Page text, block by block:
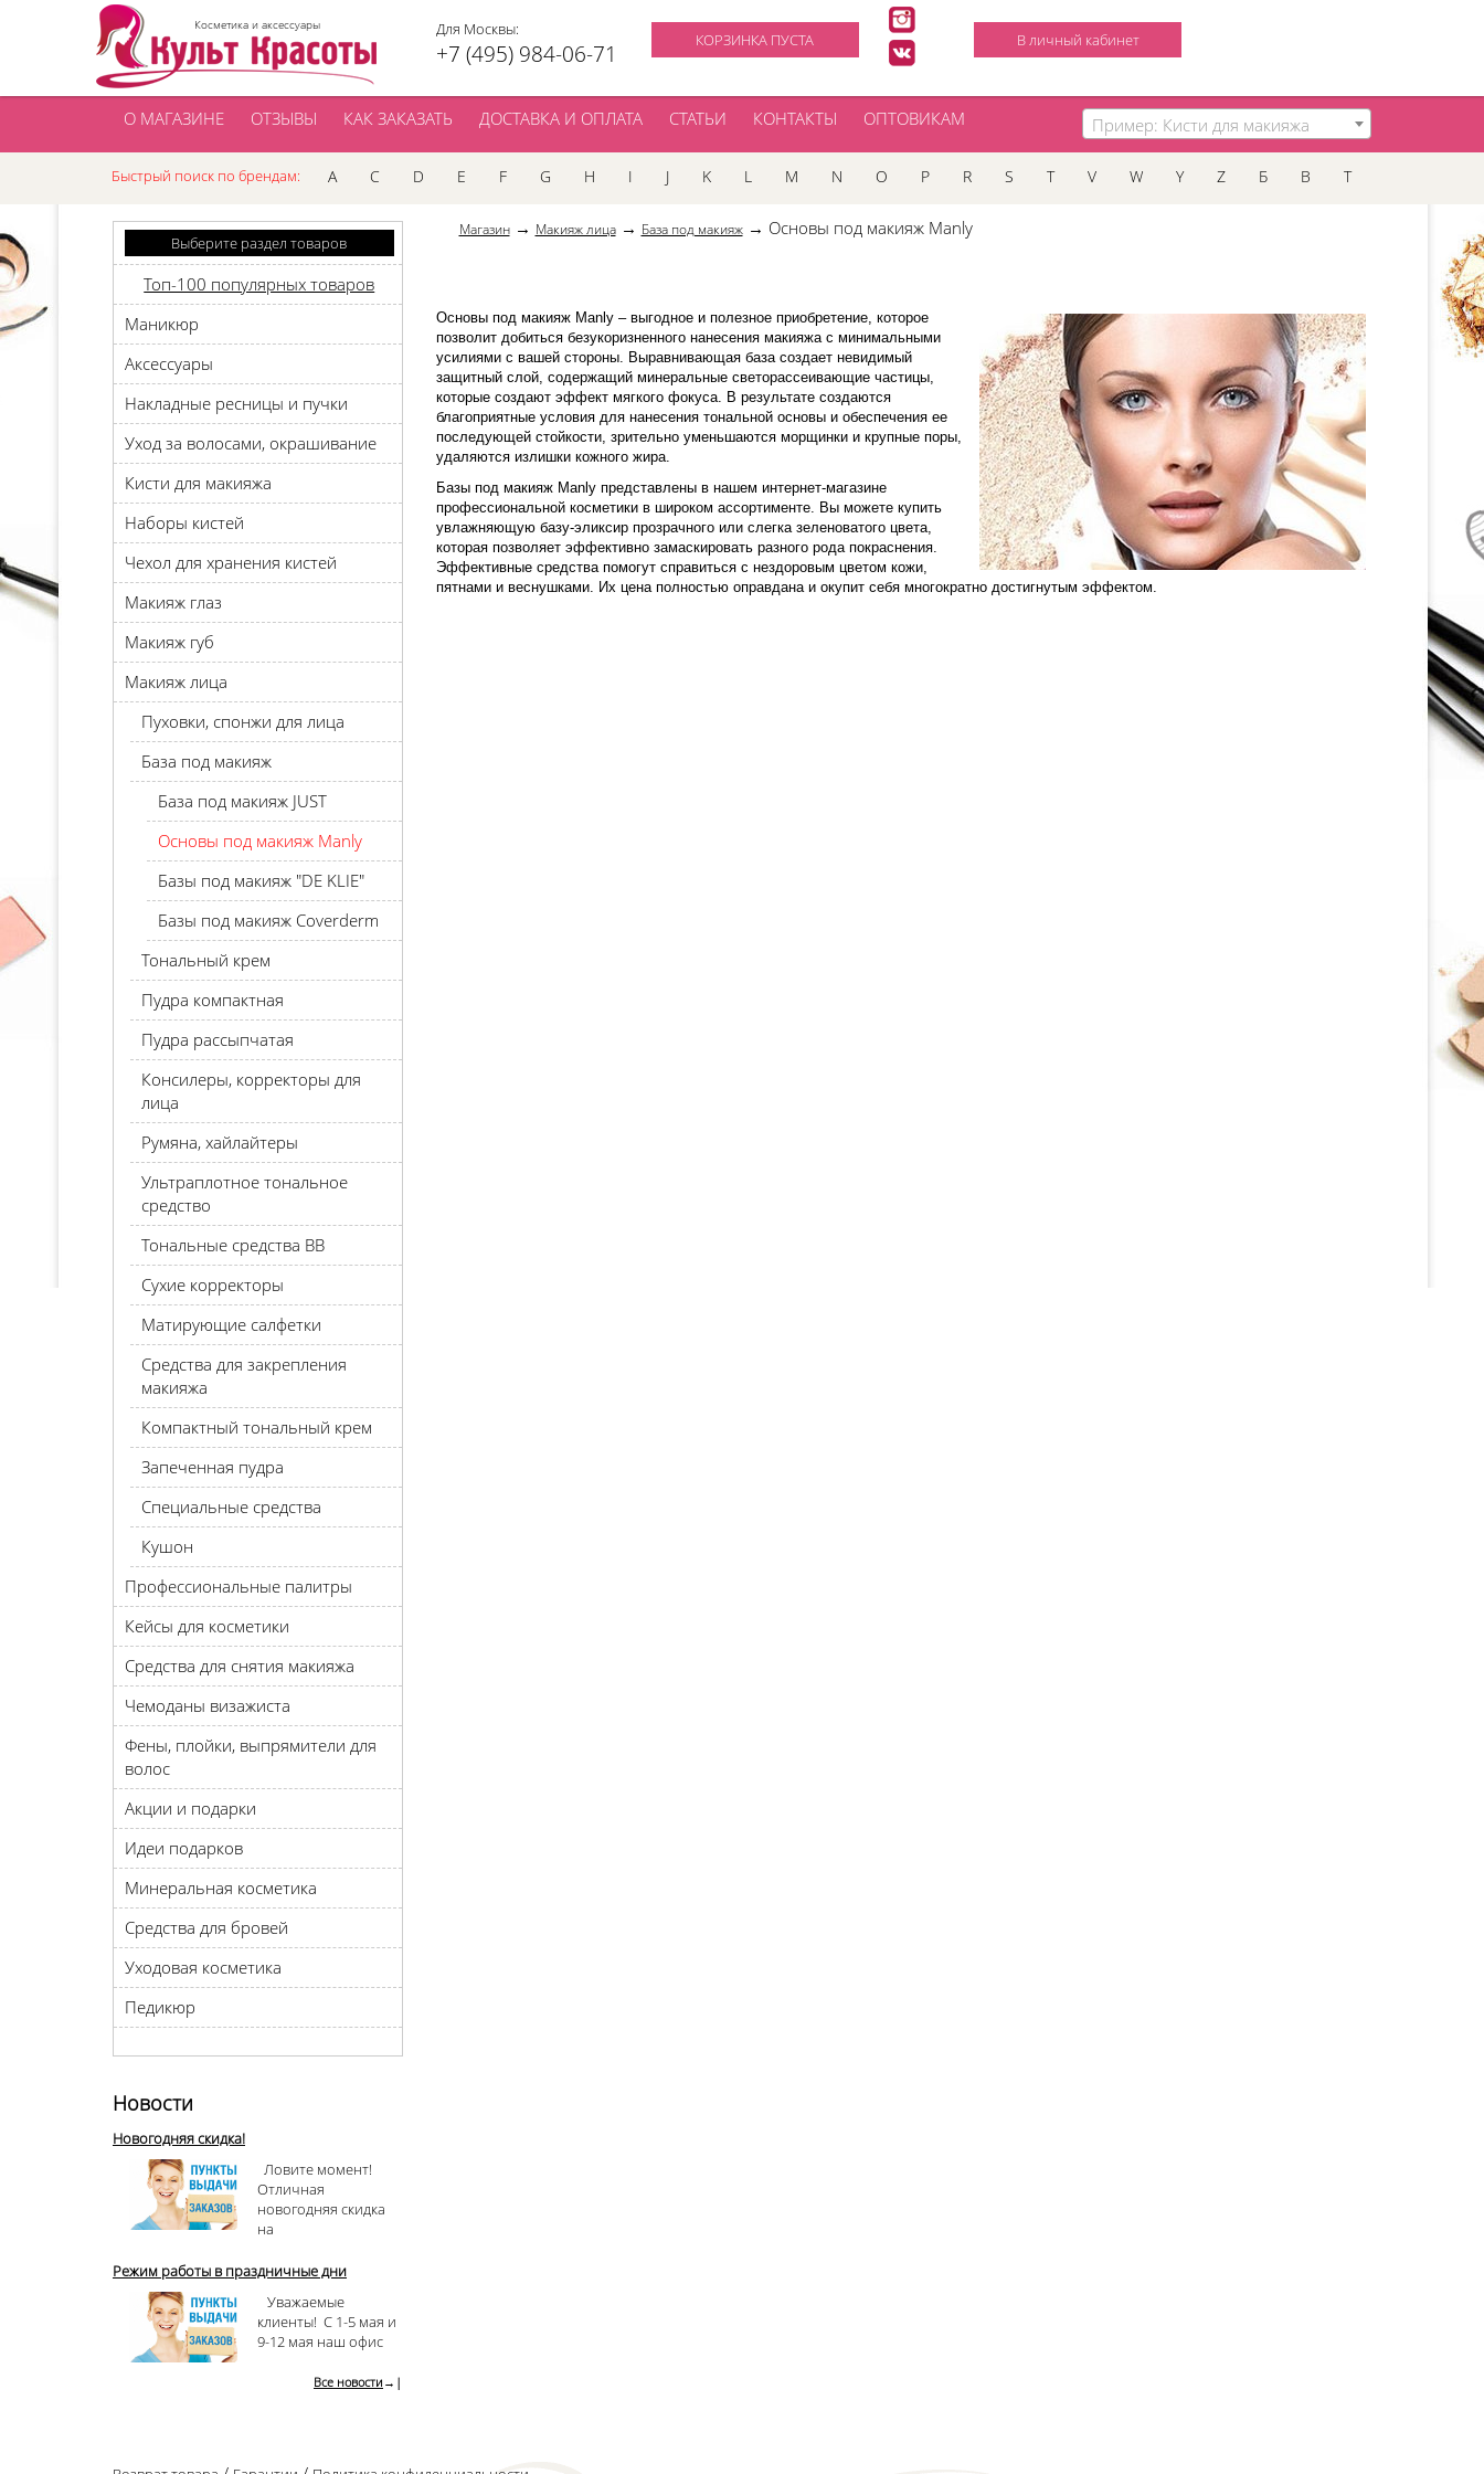
Косметика и аксессуары Для Москвы:
+7 (495) 984-06-71
КОРЗИНКА ПУСТА В личный кабинет
О МАГАЗИНЕ ОТЗЫВЫ КАК ЗАКАЗАТЬ ДОСТАВКА И ОПЛАТА СТАТЬИ КОНТАКТЫ ОПТОВИКАМ Пример: Кисти для макияжа
Быстрый поиск по брендам: A C D E F G H I J K L M N O P R S T V W Y Z Б В Т
Выберите раздел товаров
Топ-100 популярных товаров
Маникюр
Аксессуары
Накладные ресницы и пучки
Уход за волосами, окрашивание
Кисти для макияжа
Наборы кистей
Чехол для хранения кистей
Макияж глаз
Макияж губ
Макияж лица
Пуховки, спонжи для лица
База под макияж
База под макияж JUST
Основы под макияж Manly
Базы под макияж "DE KLIE"
Базы под макияж Coverderm
Тональный крем
Пудра компактная
Пудра рассыпчатая
Консилеры, корректоры для
лица
Румяна, хайлайтеры
Ультраплотное тональное
средство
Тональные средства BB
Сухие корректоры
Матирующие салфетки
Средства для закрепления
макияжа
Компактный тональный крем
Запеченная пудра
Специальные средства
Кушон
Профессиональные палитры
Кейсы для косметики
Средства для снятия макияжа
Чемоданы визажиста
Фены, плойки, выпрямители для
волос
Акции и подарки
Идеи подарков
Минеральная косметика
Средства для бровей
Уходовая косметика
Педикюр
Новости
Новогодняя скидка!
Ловите момент!
Отличная
новогодняя скидка
на
Режим работы в праздничные дни
Уважаемые
клиенты! С 1-5 мая и
9-12 мая наш офис
Все новости →|
Магазин→ Макияж лица→ База под макияж→ Основы под макияж Manly
Основы под макияж Manly – выгодное и полезное приобретение, которое
позволит добиться безукоризненного нанесения макияжа с минимальными
усилиями с вашей стороны. Выравнивающая база создает невидимый
защитный слой, содержащий минеральные светорассеивающие частицы,
которые создают эффект мягкого фокуса. В результате создаются
благоприятные условия для нанесения тональной основы и обеспечения ее
последующей стойкости, зрительно уменьшаются морщинки и крупные поры,
удаляются излишки кожного жира.
Базы под макияж Manly представлены в нашем интернет-магазине
профессиональной косметики в широком ассортименте. Вы можете купить
увлажняющую базу-эликсир прозрачного или слегка зеленоватого цвета,
которая позволяет эффективно замаскировать разного рода покраснения.
Эффективные средства помогут справиться с нездоровым цветом кожи,
пятнами и веснушками. Их цена полностью оправдана и окупит себя многократно достигнутым эффектом.